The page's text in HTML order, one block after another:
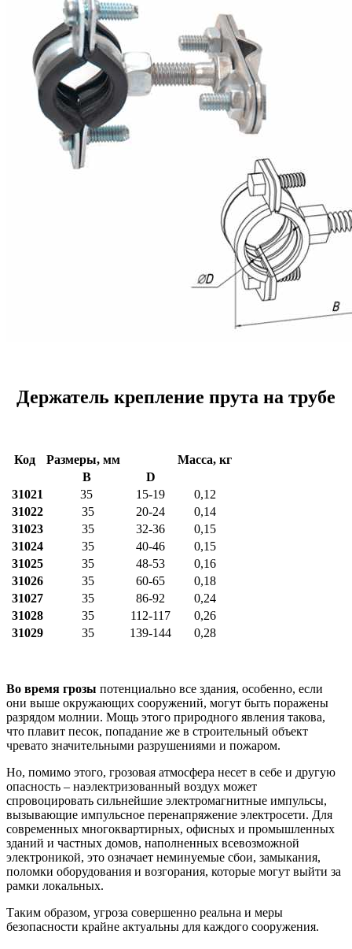
Держатель крепление прута на трубе
Код Размеры, мм
Масса, кг
B
D
31021
35 15-19
0,12
31022
35 20-24
0,14
31023
35 32-36
0,15
31024
35 40-46
0,15
31025
35 48-53
0,16
31026
35 60-65
0,18
31027
35 86-92
0,24
31028
35 112-117
0,26
31029
35 139-144 0,28
Во время грозы потенциально все здания, особенно, если
они выше окружающих сооружений, могут быть поражены
разрядом молнии. Мощь этого природного явления такова,
что плавит песок, попадание же в строительный объект
чревато значительными разрушениями и пожаром.
Но, помимо этого, грозовая атмосфера несет в себе и другую
опасность – наэлектризованный воздух может
спровоцировать сильнейшие электромагнитные импульсы,
вызывающие импульсное перенапряжение электросети. Для
современных многоквартирных, офисных и промышленных
зданий и частных домов, наполненных всевозможной
электроникой, это означает неминуемые сбои, замыкания,
поломки оборудования и возгорания, которые могут выйти за
рамки локальных.
Таким образом, угроза совершенно реальна и меры
безопасности крайне актуальны для каждого сооружения.